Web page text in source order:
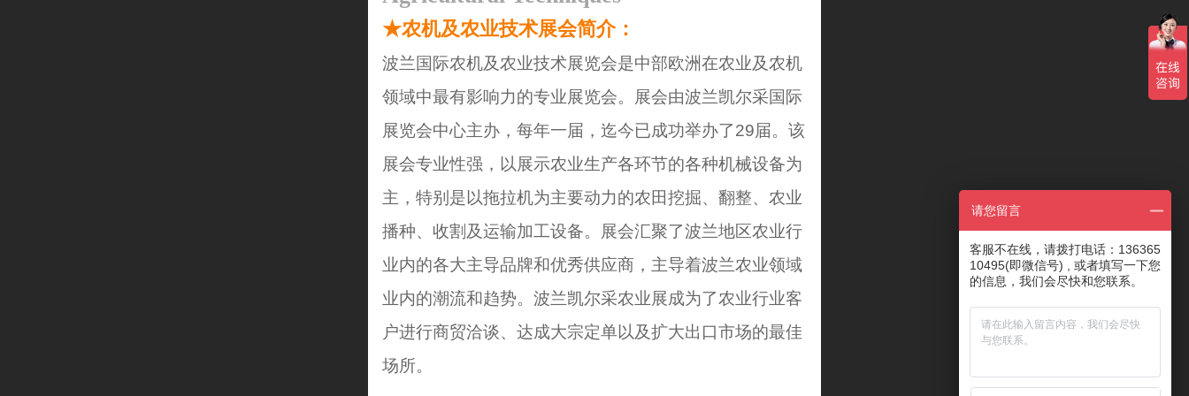
★农机及农业技术展会简介：
波兰国际农机及农业技术展览会是中部欧洲在农业及农机
领域中最有影响力的专业展览会。展会由波兰凯尔采国际
展览会中心主办，每年一届，迄今已成功举办了29届。该
展会专业性强，以展示农业生产各环节的各种机械设备为
主，特别是以拖拉机为主要动力的农田挖掘、翻整、农业
播种、收割及运输加工设备。展会汇聚了波兰地区农业行
业内的各大主导品牌和优秀供应商，主导着波兰农业领域
业内的潮流和趋势。波兰凯尔采农业展成为了农业行业客
户进行商贸洽谈、达成大宗定单以及扩大出口市场的最佳
场所。
请您留言
客服不在线，请拨打电话：136365
10495(即微信号) , 或者填写一下您
的信息，我们会尽快和您联系。